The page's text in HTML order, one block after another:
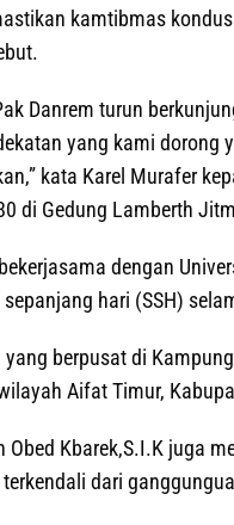
kamtibmas
Danrem turun
yang kami dorong
kata Karel Murafer
di Gedung Lamberth
dengan
hari (SSH)
berpusat di
Aifat Timur,
Obed Kbarek,S.I.K juga
dari